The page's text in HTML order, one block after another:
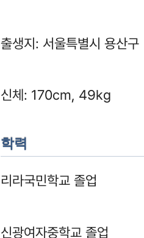
출생지: 서울특별시 용산구
신체: 170cm, 49kg
학력
리라국민학교 졸업
신광여자중학교 졸업